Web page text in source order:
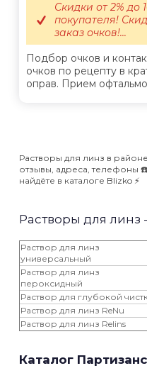
Подбор очков и
очков по рецепту в
оправ. Прием
Скидки от 2% до
покупателя!
заказ очков!...
Растворы для линз в
отзывы, адреса, телефоны
найдёте в каталоге Blizko ⚡️
Растворы для линз
Раствор для линз
универсальный
Раствор для линз
пероксидный
Раствор для глубокой
Раствор для линз ReNu
Раствор для линз Relins
Каталог